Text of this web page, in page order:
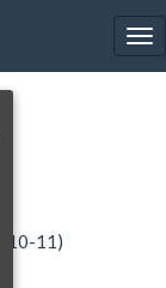
(10-11)